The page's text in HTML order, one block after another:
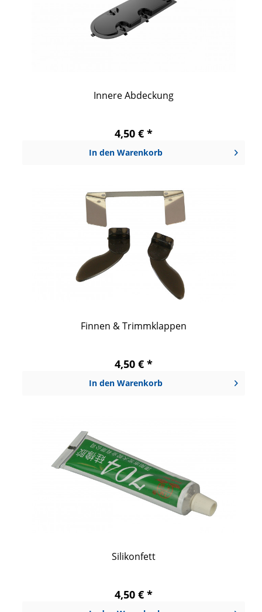
Innere Abdeckung
4,50 € *
In den Warenkorb
Finnen & Trimmklappen
4,50 € *
In den Warenkorb
Silikonfett
4,50 € *